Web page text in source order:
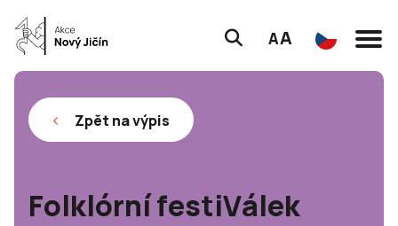
AA
Zpět na výpis
Folklórní festiVálek